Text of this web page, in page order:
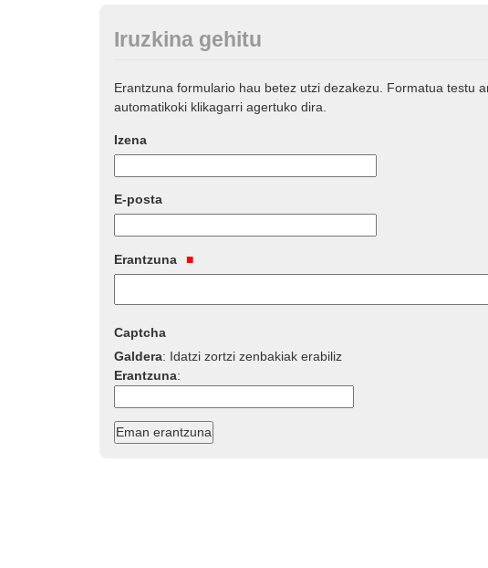
Iruzkina gehitu
Erantzuna formulario hau betez utzi dezakezu. Formatua testu
automatikoki klikagarri agertuko dira.
Izena
E-posta
Erantzuna
Captcha
Galdera: Idatzi zortzi zenbakiak erabiliz
Erantzuna: